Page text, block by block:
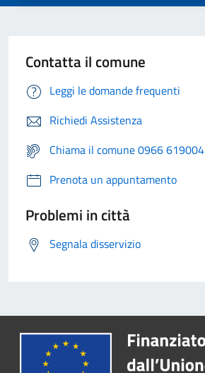
Contatta il comune
Leggi le domande frequenti
Richiedi Assistenza
Chiama il comune 0966 619004
Prenota un appuntamento
Problemi in città
Segnala disservizio